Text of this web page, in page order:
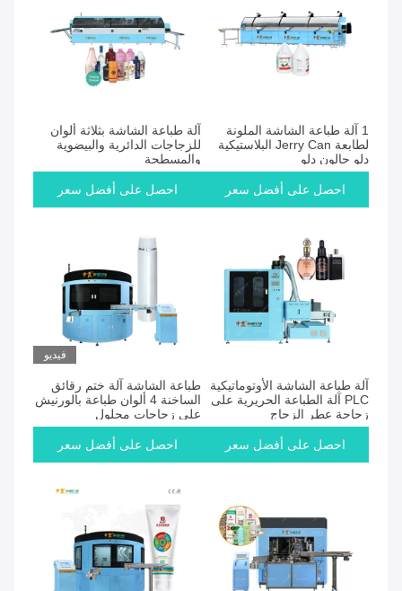
1 آلة طباعة الشاشة الملونة
لطابعة Jerry Can البلاستيكية
دلو جالون دلو
احصل على أفضل سعر
آلة طباعة الشاشة بثلاثة ألوان
للزجاجات الدائرية والبيضوية
والمسطحة
احصل على أفضل سعر
آلة طباعة الشاشة الأوتوماتيكية
PLC آلة الطباعة الحريرية على
زجاجة عطر الزجاج
احصل على أفضل سعر
فيديو
طباعة الشاشة آلة ختم رقائق
الساخنة 4 ألوان طباعة بالورنيش
على زجاجات محلول
مستحضرات التجميل
احصل على أفضل سعر